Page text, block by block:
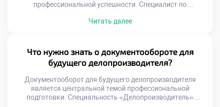
профессиональной успешности. Специалист по
обрабатывает огромные массивы входящей информации.
позволяет сохранять высокую продуктивность без
эмоционального выгорания и стресса. Грамотная
организация личного времени напрямую влияет на
качество документов и скорость реакций. Хаотичная
спешка неизбежно […]
Читать далее
Что нужно знать о документообороте для
будущего делопроизводителя?
Документооборот для будущего делопроизводителя
является центральной темой профессиональной
подготовки. Специальность «Делопроизводитель»